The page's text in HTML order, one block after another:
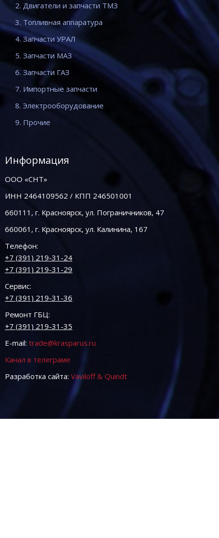
2. Двигатели и запчасти ТМЗ
3. Топливная аппаратура
4. Запчасти УРАЛ
5. Запчасти МАЗ
6. Запчасти ГАЗ
7. Импортные запчасти
8. Электрооборудование
9. Прочие
Информация
ООО «СНТ»
ИНН 2464109562 / КПП 246501001
660111, г. Красноярск, ул. Пограничников, 47
660061, г. Красноярск, ул. Калинина, 167
Телефон:
+7 (391) 219-31-24
+7 (391) 219-31-29
Сервис:
+7 (391) 219-31-36
Ремонт ГБЦ:
+7 (391) 219-31-35
E-mail: trade@krasparus.ru
Канал в телеграме
Разработка сайта: Vaviloff & Quindt